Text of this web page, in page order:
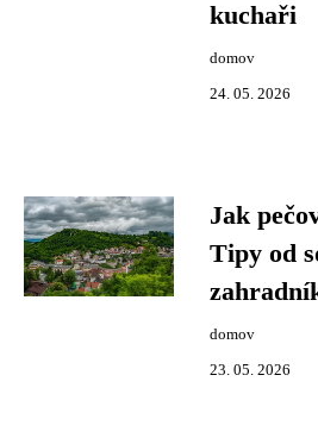
kuchaři
domov
24. 05. 2026
Jak
Tipy od
domov
23. 05. 2026